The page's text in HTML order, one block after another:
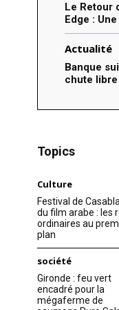
Le Retour
Edge :
Actualité
Banque
chute libre
Topics
Culture
Festival de
du film arabe : les
ordinaires au
plan
société
Gironde : feu vert
encadré pour la
mégaferme de